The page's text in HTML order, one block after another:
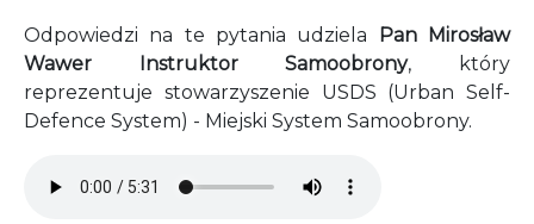
Odpowiedzi na te pytania udziela
Pan Mirosław
Wawer Instruktor Samoobrony, który
reprezentuje stowarzyszenie USDS (Urban Self-
Defence System) - Miejski System Samoobrony.